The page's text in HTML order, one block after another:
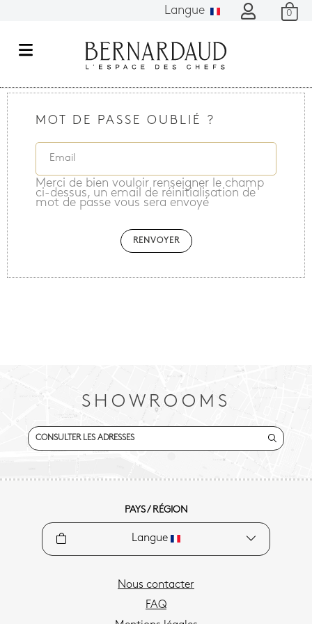
Langue 0
M
n
MOT DE PASSE OUBLIÉ ?
Merci de bien vouloir renseigner le champ
ci-dessus, un email de réinitialisation de
mot de passe vous sera envoyé
SHOWROOMS
CONSULTER LES ADRESSES
PAYS / RÉGION
Langue
Nous contacter
FAQ